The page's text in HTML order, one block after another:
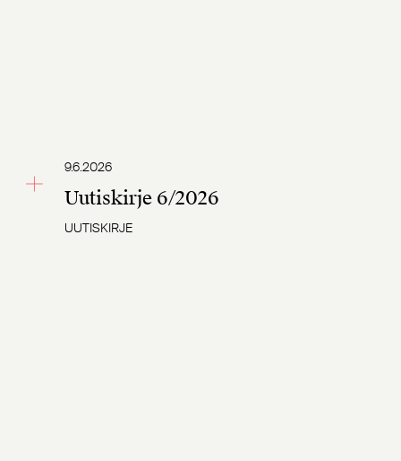
9.6.2026
Uutiskirje 6/2026
UUTISKIRJE